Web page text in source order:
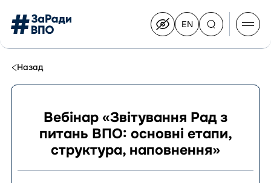
Switch
English
EN
Про Конгрес
Склад Конгресу
Назад
Вебінар «Звітування Рад з
питань ВПО: основні етапи,
структура, наповнення»